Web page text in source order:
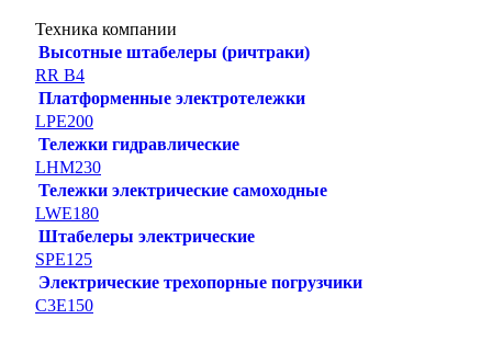
Техника компании
Высотные штабелеры (ричтраки)
RR B4
Платформенные электротележки
LPE200
Тележки гидравлические
LHM230
Тележки электрические самоходные
LWE180
Штабелеры электрические
SPE125
Электрические трехопорные погрузчики
C3E150